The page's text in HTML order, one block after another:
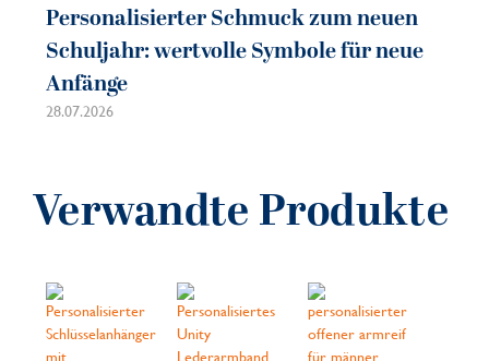
Personalisierter Schmuck zum neuen
Schuljahr: wertvolle Symbole für neue
Anfänge
28.07.2026
Verwandte Produkte